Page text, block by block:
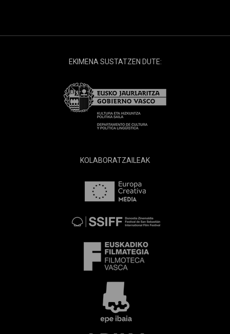
EKIMENA SUSTATZEN DUTE:
KOLABORATZAILEAK